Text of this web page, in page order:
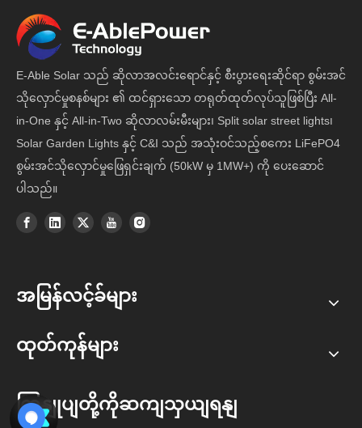
E-Able Solar သည် ဆိုလာအလင်းရောင်နှင့် စီးပွားရေးဆိုင်ရာ စွမ်းအင်
သိုလှောင်မှုစနစ်များ ၏ ထင်ရှားသော တရုတ်ထုတ်လုပ်သူဖြစ်ပြီး All-
in-One နှင့် All-in-Two ဆိုလာလမ်းမီးများ၊ Split solar street lights၊
Solar Garden Lights နှင့် C&I သည် အသုံးဝင်သည့်စကေး LiFePO4
စွမ်းအင်သိုလှောင်မှုဖြေရှင်းချက် (50kW မှ 1MW+) ကို ပေးဆောင်
ပါသည်။
အမြန်လင့်ခ်များ
ထုတ်ကုန်များ
ကြှနျုပျတို့ကိုဆကျသှယျရနျ